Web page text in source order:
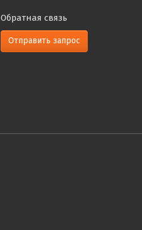
Обратная связь
Отправить запрос